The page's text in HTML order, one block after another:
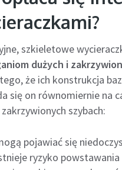
szkieletowe
dużych i
że ich konstrukcja
się on równomiernie na
szybach:
pojawiać się
ryzyko